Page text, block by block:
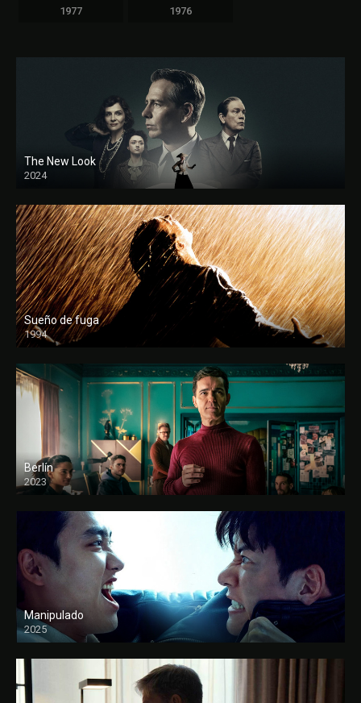
1977 1976
The New Look
2024
Sueño de fuga
1994
FULL HD
Berlín
2023
Manipulado
2025